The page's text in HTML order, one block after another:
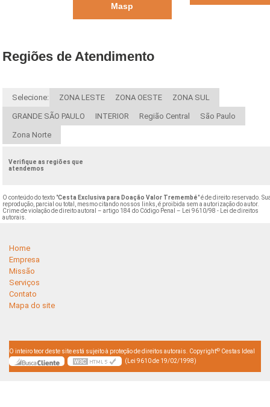
Masp
Regiões de Atendimento
Selecione: ZONA LESTE ZONA OESTE ZONA SUL
GRANDE SÃO PAULO INTERIOR Região Central São Paulo
Zona Norte
Verifique as regiões que
atendemos
O conteúdo do texto "Cesta Exclusiva para Doação Valor Tremembé" é de direito reservado.
reprodução, parcial ou total, mesmo citando nossos links, é proibida sem a autorização do autor.
Crime de violação de direito autoral – artigo 184 do Código Penal –
Lei 9610/98 - Lei de direitos
autorais
Home
Empresa
Missão
Serviços
Contato
Mapa do site
O inteiro teor deste site está sujeito à proteção de direitos autorais. Copyright© Cestas Ideal
(Lei 9610 de 19/02/1998)